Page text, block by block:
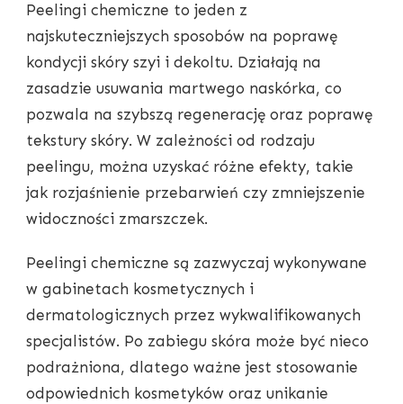
Peelingi chemiczne to jeden z
najskuteczniejszych sposobów na poprawę
kondycji skóry szyi i dekoltu. Działają na
zasadzie usuwania martwego naskórka, co
pozwala na szybszą regenerację oraz poprawę
tekstury skóry. W zależności od rodzaju
peelingu, można uzyskać różne efekty, takie
jak rozjaśnienie przebarwień czy zmniejszenie
widoczności zmarszczek.
Peelingi chemiczne są zazwyczaj wykonywane
w gabinetach kosmetycznych i
dermatologicznych przez wykwalifikowanych
specjalistów. Po zabiegu skóra może być nieco
podrażniona, dlatego ważne jest stosowanie
odpowiednich kosmetyków oraz unikanie